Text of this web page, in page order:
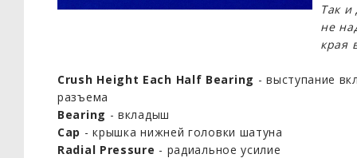
Так и
не
края
Crush Height Each Half Bearing - выступание
разъема
Bearing - вкладыш
Cap - крышка нижней головки шатуна
Radial Pressure - радиальное усилие